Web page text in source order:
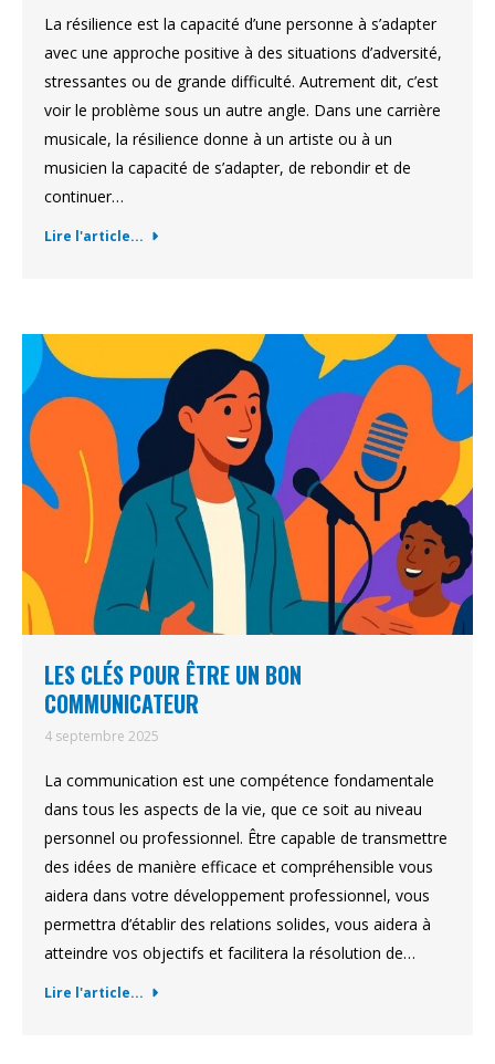
La résilience est la capacité d’une personne à s’adapter
avec une approche positive à des situations d’adversité,
stressantes ou de grande difficulté. Autrement dit, c’est
voir le problème sous un autre angle. Dans une carrière
musicale, la résilience donne à un artiste ou à un
musicien la capacité de s’adapter, de rebondir et de
continuer…
Lire l'article...
LES CLÉS POUR ÊTRE UN BON
COMMUNICATEUR
4 septembre 2025
La communication est une compétence fondamentale
dans tous les aspects de la vie, que ce soit au niveau
personnel ou professionnel. Être capable de transmettre
des idées de manière efficace et compréhensible vous
aidera dans votre développement professionnel, vous
permettra d’établir des relations solides, vous aidera à
atteindre vos objectifs et facilitera la résolution de…
Lire l'article...